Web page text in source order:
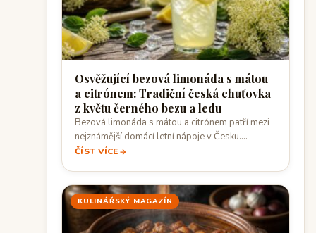
Osvěžující bezová limonáda s mátou
a citrónem: Tradiční česká chuťovka
z květu černého bezu a ledu
Bezová limonáda s mátou a citrónem patří mezi
nejznámější domácí letní nápoje v Česku.…
ČÍST VÍCE
KULINÁŘSKÝ MAGAZÍN